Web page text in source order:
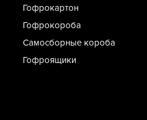
Гофрокартон
Гофрокороба
Самосборные короба
Гофроящики